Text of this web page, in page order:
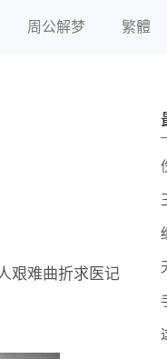
周公解梦 繁體
难曲折求医记